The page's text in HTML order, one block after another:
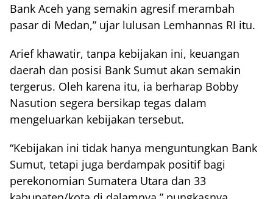
Bank Aceh yang semakin agresif merambah
pasar di Medan,” ujar lulusan Lemhannas RI itu.
Arief khawatir, tanpa kebijakan ini, keuangan
daerah dan posisi Bank Sumut akan semakin
tergerus. Oleh karena itu, ia berharap Bobby
Nasution segera bersikap tegas dalam
mengeluarkan kebijakan tersebut.
“Kebijakan ini tidak hanya menguntungkan Bank
Sumut, tetapi juga berdampak positif bagi
perekonomian Sumatera Utara dan 33